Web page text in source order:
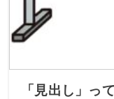
「見出し」っ